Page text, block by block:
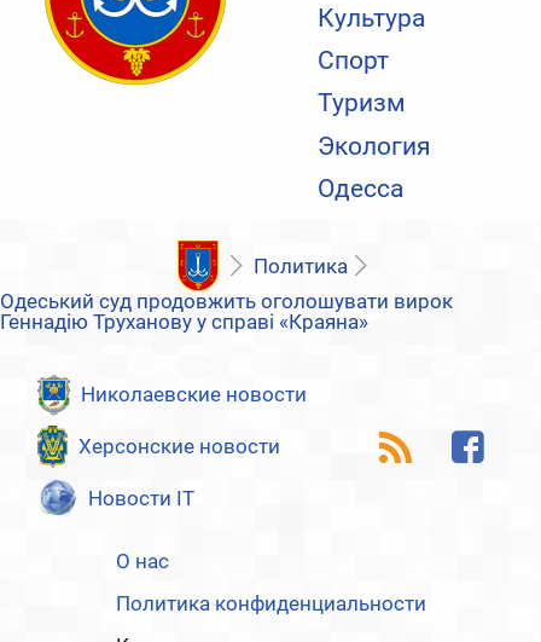
Культура
Спорт
Туризм
Экология
Одесса
Политика
Одеський суд продовжить оголошувати вирок
Геннадію Труханову у справі «Краяна»
Николаевские новости
Херсонские новости
Новости IT
О нас
Политика конфиденциальности